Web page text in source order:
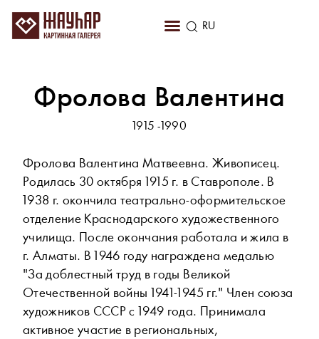
RU
EN
Фролова Валентина
1915 -1990
Фролова Валентина Матвеевна. Живописец.
Родилась 30 октября 1915 г. в Ставрополе. В
1938 г. окончила театрально-оформительское
отделение Краснодарского художественного
училища. После окончания работала и жила в
г. Алматы. В 1946 году награждена медалью
"За доблестный труд в годы Великой
Отечественной войны 1941-1945 гг." Член союза
художников СССР с 1949 года. Принимала
активное участие в региональных,